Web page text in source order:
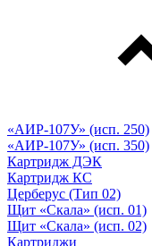
«АИР-107У» (исп. 250)
«АИР-107У» (исп. 350)
Картридж ДЭК
Картридж КС
Церберус (Тип 02)
Щит «Скала» (исп. 01)
Щит «Скала» (исп. 02)
Картриджи